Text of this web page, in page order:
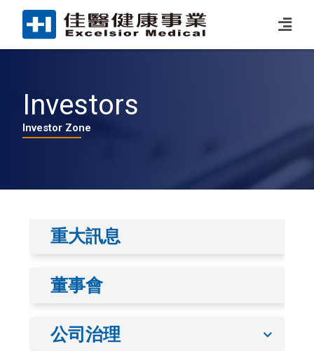
Investors
Investor Zone
重大訊息
董事會
公司治理